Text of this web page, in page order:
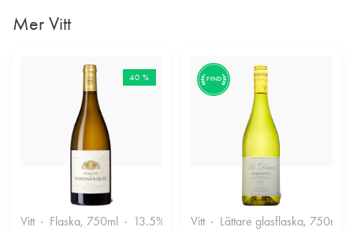
Mer Vitt
40 %
Vitt Flaska, 750ml 13.5%
FYND
Vitt Lättare glasflaska, 750ml